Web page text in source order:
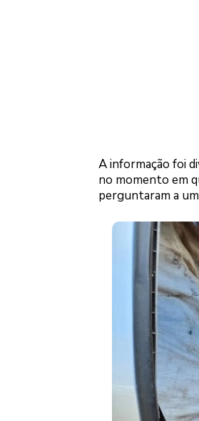
A informação foi
no momento em
perguntaram a